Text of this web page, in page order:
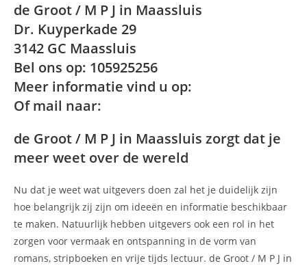
de Groot / M P J in Maassluis
Dr. Kuyperkade 29
3142 GC Maassluis
Bel ons op: 105925256
Meer informatie vind u op:
Of mail naar:
de Groot / M P J in Maassluis zorgt dat je
meer weet over de wereld
Nu dat je weet wat uitgevers doen zal het je duidelijk zijn
hoe belangrijk zij zijn om ideeën en informatie beschikbaar
te maken. Natuurlijk hebben uitgevers ook een rol in het
zorgen voor vermaak en ontspanning in de vorm van
romans, stripboeken en vrije tijds lectuur. de Groot / M P J in